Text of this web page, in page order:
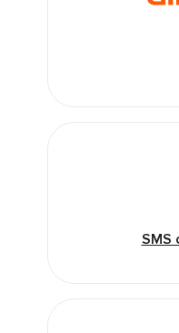
SMS